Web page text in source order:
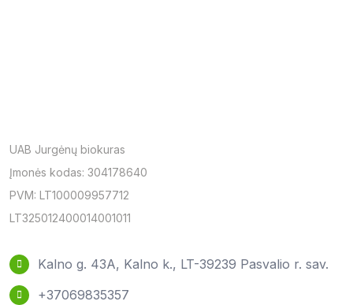
UAB Jurgėnų biokuras
Įmonės kodas: 304178640
PVM: LT100009957712
LT325012400014001011
Kalno g. 43A, Kalno k., LT-39239 Pasvalio r. sav.
+37069835357